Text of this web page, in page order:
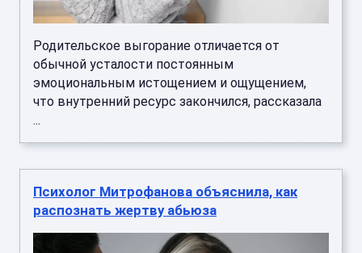
Родительское выгорание отличается от
обычной усталости постоянным
эмоциональным истощением и ощущением,
что внутренний ресурс закончился, рассказала
...
Психолог Митрофанова объяснила, как
распознать жертву абьюза